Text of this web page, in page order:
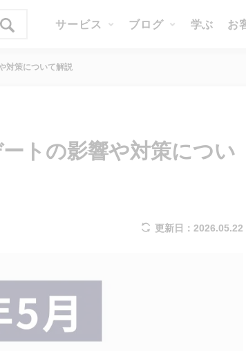
サービス ブログ 学ぶ お
対策について解説
トの影響や対策につい
更新日：2026.05.22